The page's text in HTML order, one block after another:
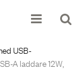
USB-
A laddare 12W,